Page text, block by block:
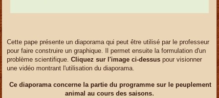
Cette pape présente un diaporama qui peut être utilisé par le professeur
pour faire construire un graphique. Il permet ensuite la formulation d'un
problème scientifique. Cliquez sur l'image ci-dessus pour visionner
une vidéo montrant l'utilisation du diaporama.
Ce diaporama concerne la partie du programme sur le peuplement
animal au cours des saisons.